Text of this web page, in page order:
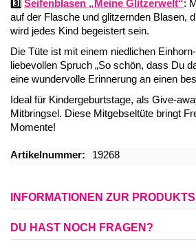
3️⃣ Seifenblasen „Meine Glitzerwelt“:
auf der Flasche und glitzernden Blasen,
wird jedes Kind begeistert sein.
Die Tüte ist mit einem niedlichen
liebevollen Spruch „So schön, dass Du
eine wundervolle Erinnerung an einen
Ideal für Kindergeburtstage, als Give-
Mitbringsel. Diese Mitgebseltüte bringt
Momente!
Mehr
19268
INFORMATIONEN ZUR
DU HAST NOCH FRAGEN?